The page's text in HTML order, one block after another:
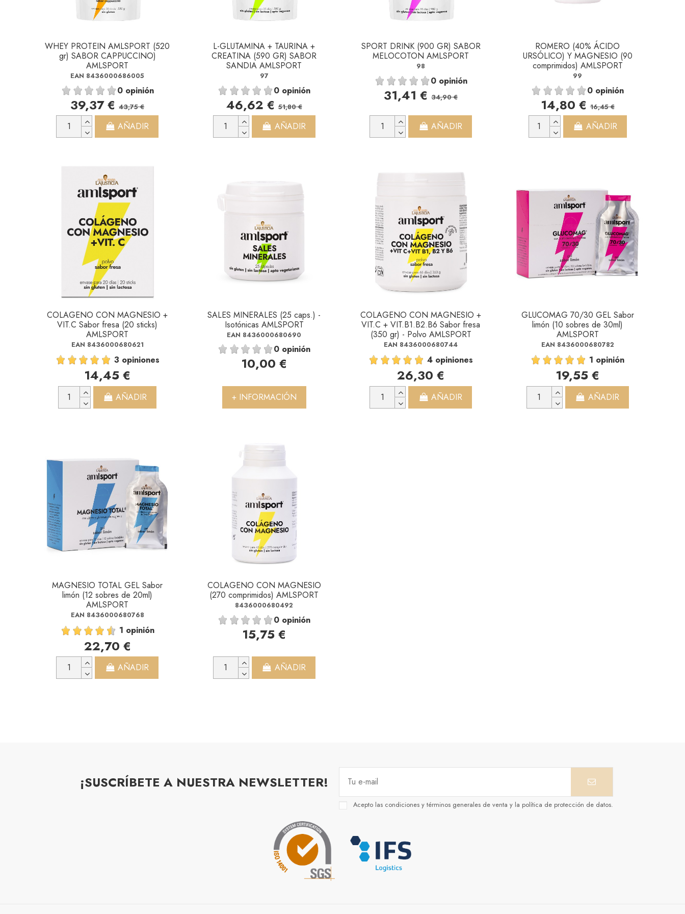
WHEY PROTEIN AMLSPORT (520
gr) SABOR CAPPUCCINO)
AMLSPORT
EAN 8436000686005
0 opinión
39,37 €43,75 €
AÑADIR
L-GLUTAMINA + TAURINA +
CREATINA (590 GR) SABOR
SANDIA AMLSPORT
97
0 opinión
46,62 €51,80 €
AÑADIR
SPORT DRINK (900 GR) SABOR
MELOCOTON AMLSPORT
98
0 opinión
31,41 €34,90 €
AÑADIR
ROMERO (40% ÁCIDO
URSÓLICO) Y MAGNESIO (90
comprimidos) AMLSPORT
99
0 opinión
14,80 €16,45 €
AÑADIR
COLAGENO CON MAGNESIO +
VIT.C Sabor fresa (20 sticks)
AMLSPORT
EAN 8436000680621
3 opiniones
14,45 €
AÑADIR
SALES MINERALES (25 caps.) -
Isotónicas AMLSPORT
EAN 8436000680690
0 opinión
10,00 €
+ INFORMACIÓN
COLAGENO CON MAGNESIO +
VIT.C + VIT.B1.B2.B6 Sabor fresa
(350 gr) - Polvo AMLSPORT
EAN 8436000680744
4 opiniones
26,30 €
AÑADIR
GLUCOMAG 70/30 GEL Sabor
limón (10 sobres de 30ml)
AMLSPORT
EAN 8436000680782
1 opinión
19,55 €
AÑADIR
MAGNESIO TOTAL GEL Sabor
limón (12 sobres de 20ml)
AMLSPORT
EAN 8436000680768
1 opinión
22,70 €
AÑADIR
COLAGENO CON MAGNESIO
(270 comprimidos) AMLSPORT
8436000680492
0 opinión
15,75 €
AÑADIR
¡SUSCRÍBETE A NUESTRA NEWSLETTER!
Acepto las condiciones y términos generales de venta y la política de protección de datos.